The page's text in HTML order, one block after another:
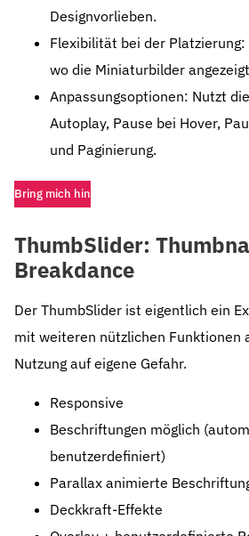
Designvorlieben.
Flexibilität bei der
wo die Miniaturbilder
Anpassungsoptionen: Nutzt
Autoplay, Pause bei Hover,
und Paginierung.
Bring mich hin
ThumbSlider:
Breakdance
Der ThumbSlider ist eigentlich ein
mit weiteren nützlichen Funktionen
Nutzung auf eigene Gefahr.
Responsive
Beschriftungen möglich
benutzerdefiniert)
Parallax animierte
Deckkraft-Effekte